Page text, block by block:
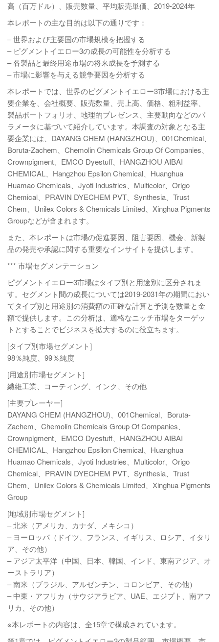
高（百万ドル）、販売数量、平均販売単価、2019-2024年
本レポートの主な目的は以下の通りです：
– 世界および主要国の市場規模を把握する
– ピグメントイエロー3の成長の可能性を分析する
– 各製品と最終用途市場の将来成長を予測する
– 市場に影響を与える競争要因を分析する
本レポートでは、世界のピグメントイエロー3市場における主
要企業を、会社概要、販売数量、売上高、価格、粗利益率、
製品ポートフォリオ、地理的プレゼンス、主要動向などのパ
ラメータに基づいて紹介しています。本調査の対象となる主
要企業には、DAYANG CHEM (HANGZHOU)、001Chemical、
Boruta-Zachem、Chemolin Chemicals Group Of Companies、
Crownpigment、EMCO Dyestuff、HANGZHOU AIBAI
CHEMICAL、Hangzhou Epsilon Chemical、Huanghua
Huamao Chemicals、Jyoti Industries、Multicolor、Origo
Chemical、PRAVIN DYECHEM PVT、Synthesia、Trust
Chem、Unilex Colors & Chemicals Limited、Xinghua Pigments
Groupなどが含まれます。
また、本レポートは市場の促進要因、阻害要因、機会、新製
品の発売や承認に関する重要なインサイトを提供します。
*** 市場セグメンテーション
ピグメントイエロー3市場はタイプ別と用途別に区分されま
す。セグメント間の成長については2019-2031年の期間におい
てタイプ別と用途別の消費額の正確な計算と予測を数量と金
額で提供します。この分析は、適格なニッチ市場をターゲッ
トとすることでビジネスを拡大するのに役立ちます。
[タイプ別市場セグメント]
98％純度、99％純度
[用途別市場セグメント]
繊維工業、コーティング、インク、その他
[主要プレーヤー]
DAYANG CHEM (HANGZHOU)、001Chemical、Boruta-
Zachem、Chemolin Chemicals Group Of Companies、
Crownpigment、EMCO Dyestuff、HANGZHOU AIBAI
CHEMICAL、Hangzhou Epsilon Chemical、Huanghua
Huamao Chemicals、Jyoti Industries、Multicolor、Origo
Chemical、PRAVIN DYECHEM PVT、Synthesia、Trust
Chem、Unilex Colors & Chemicals Limited、Xinghua Pigments
Group
[地域別市場セグメント]
– 北米（アメリカ、カナダ、メキシコ）
– ヨーロッパ（ドイツ、フランス、イギリス、ロシア、イタリ
ア、その他）
– アジア太平洋（中国、日本、韓国、インド、東南アジア、オ
ーストラリア）
– 南米（ブラジル、アルゼンチン、コロンビア、その他）
– 中東・アフリカ（サウジアラビア、UAE、エジプト、南アフ
リカ、その他）
※本レポートの内容は、全15章で構成されています。